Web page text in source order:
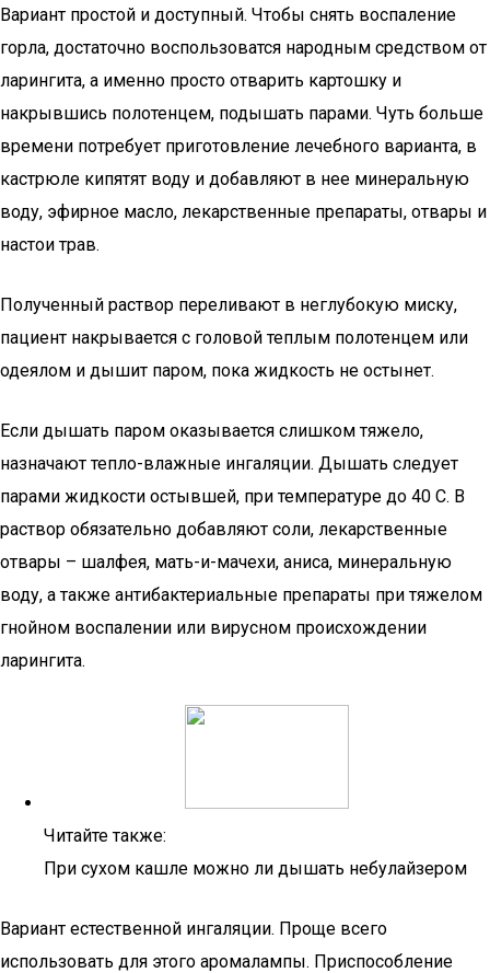
Вариант простой и доступный. Чтобы снять воспаление
горла, достаточно воспользоватся народным средством от
ларингита, а именно просто отварить картошку и
накрывшись полотенцем, подышать парами. Чуть больше
времени потребует приготовление лечебного варианта, в
кастрюле кипятят воду и добавляют в нее минеральную
воду, эфирное масло, лекарственные препараты, отвары и
настои трав.
Полученный раствор переливают в неглубокую миску,
пациент накрывается с головой теплым полотенцем или
одеялом и дышит паром, пока жидкость не остынет.
Если дышать паром оказывается слишком тяжело,
назначают тепло-влажные ингаляции. Дышать следует
парами жидкости остывшей, при температуре до 40 С. В
раствор обязательно добавляют соли, лекарственные
отвары – шалфея, мать-и-мачехи, аниса, минеральную
воду, а также антибактериальные препараты при тяжелом
гнойном воспалении или вирусном происхождении
ларингита.
Читайте также:
При сухом кашле можно ли дышать небулайзером
Вариант естественной ингаляции. Проще всего
использовать для этого аромалампы. Приспособление